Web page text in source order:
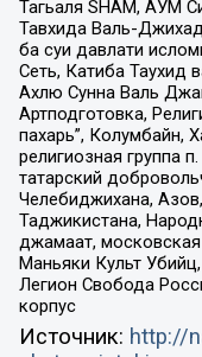
Тагьаля SHAM, АУМ
Тавхида Валь-
ба суи давлати
Сеть, Катиба Таухид
Ахлю Сунна Валь
Артподготовка,
пахарь”, Колумбайн,
религиозная группа
татарский
Челебиджихана,
Таджикистана,
джамаат,
Маньяки Культ
Легион Свобода
корпус
Источник: http://